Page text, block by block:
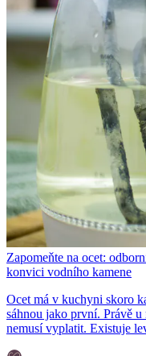
Zapomeňte na ocet:
konvici vodního kamene
Ocet má v kuchyni skoro
sáhnou jako první. Právě
nemusí vyplatit. Existuje